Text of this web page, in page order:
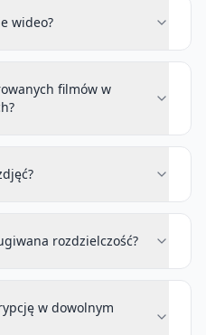
wideo?
filmów w
rozdzielczość?
w dowolnym